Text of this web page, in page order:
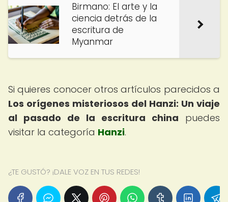
Birmano: El arte y la
ciencia detrás de la
escritura de
Myanmar
Si quieres conocer otros artículos parecidos a
Los orígenes misteriosos del Hanzi: Un viaje
al pasado de la escritura china puedes
visitar la categoría Hanzi.
¿TE GUSTÓ? ¡DALE VOZ EN TUS REDES!